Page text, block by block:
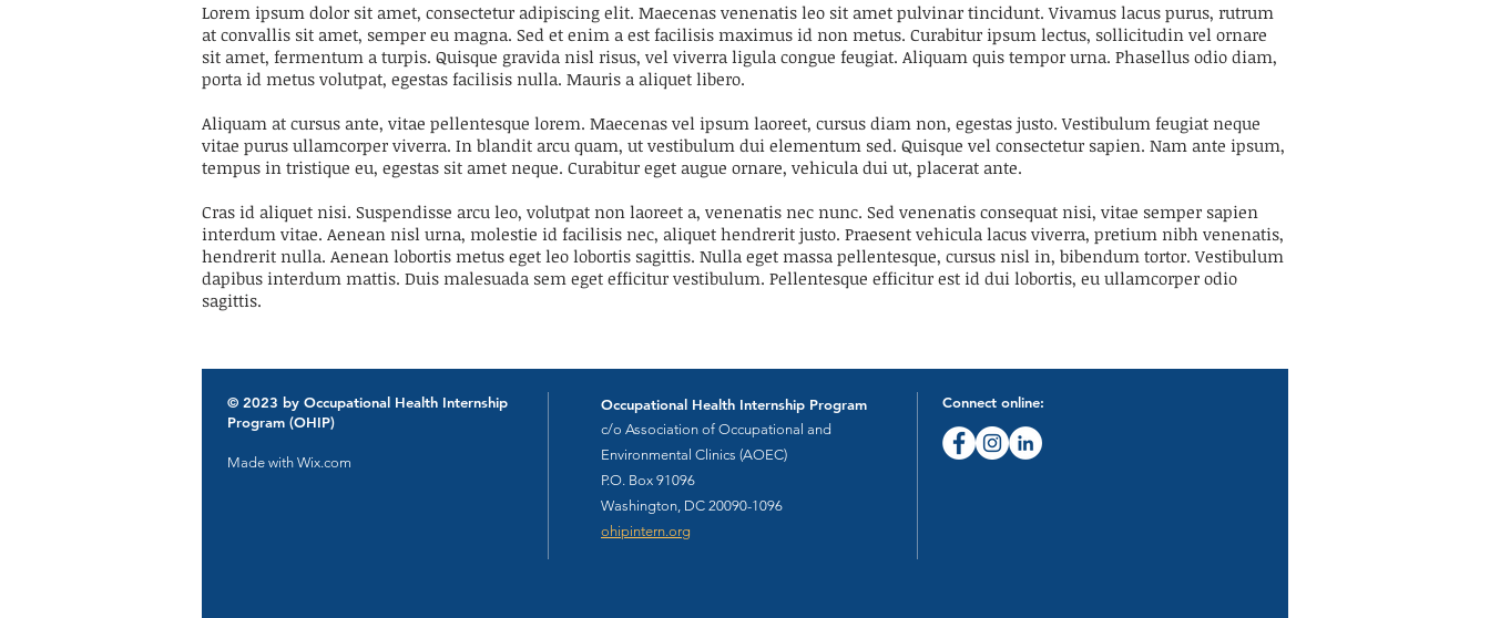
Lorem ipsum dolor sit amet, consectetur adipiscing elit. Maecenas venenatis leo sit amet pulvinar tincidunt. Vivamus lacus purus, rutrum
at convallis sit amet, semper eu magna. Sed et enim a est facilisis maximus id non metus. Curabitur ipsum lectus, sollicitudin vel ornare
sit amet, fermentum a turpis. Quisque gravida nisl risus, vel viverra ligula congue feugiat. Aliquam quis tempor urna. Phasellus odio diam,
porta id metus volutpat, egestas facilisis nulla. Mauris a aliquet libero.
Aliquam at cursus ante, vitae pellentesque lorem. Maecenas vel ipsum laoreet, cursus diam non, egestas justo. Vestibulum feugiat neque
vitae purus ullamcorper viverra. In blandit arcu quam, ut vestibulum dui elementum sed. Quisque vel consectetur sapien. Nam ante ipsum,
tempus in tristique eu, egestas sit amet neque. Curabitur eget augue ornare, vehicula dui ut, placerat ante.
Cras id aliquet nisi. Suspendisse arcu leo, volutpat non laoreet a, venenatis nec nunc. Sed venenatis consequat nisi, vitae semper sapien
interdum vitae. Aenean nisl urna, molestie id facilisis nec, aliquet hendrerit justo. Praesent vehicula lacus viverra, pretium nibh venenatis,
hendrerit nulla. Aenean lobortis metus eget leo lobortis sagittis. Nulla eget massa pellentesque, cursus nisl in, bibendum tortor. Vestibulum
dapibus interdum mattis. Duis malesuada sem eget efficitur vestibulum. Pellentesque efficitur est id dui lobortis, eu ullamcorper odio
sagittis.
© 2023 by Occupational Health Internship
Program (OHIP)
Made with Wix.com
Occupational Health Internship Program
c/o Association of Occupational and
Environmental Clinics (AOEC)
P.O. Box 91096
Washington, DC 20090-1096
ohipintern.org
Connect online: